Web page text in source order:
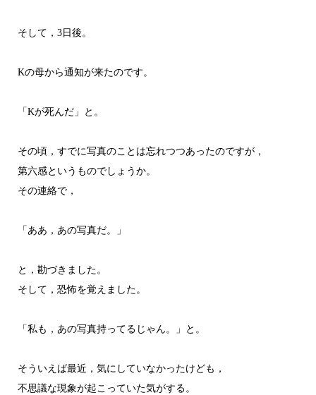
そして，3日後。
Kの母から通知が来たのです。
「Kが死んだ」と。
その頃，すでに写真のことは忘れつつあったのですが，
第六感というものでしょうか。
その連絡で，
「ああ，あの写真だ。」
と，勘づきました。
そして，恐怖を覚えました。
「私も，あの写真持ってるじゃん。」と。
そういえば最近，気にしていなかったけども，
不思議な現象が起こっていた気がする。